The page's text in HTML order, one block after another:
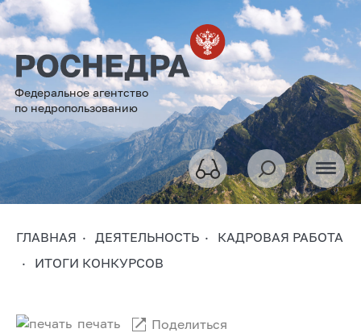
Федеральное агентство
по недропользованию
ГЛАВНАЯ ДЕЯТЕЛЬНОСТЬ
КАДРОВАЯ РАБОТА
ИТОГИ КОНКУРСОВ
печать Поделиться